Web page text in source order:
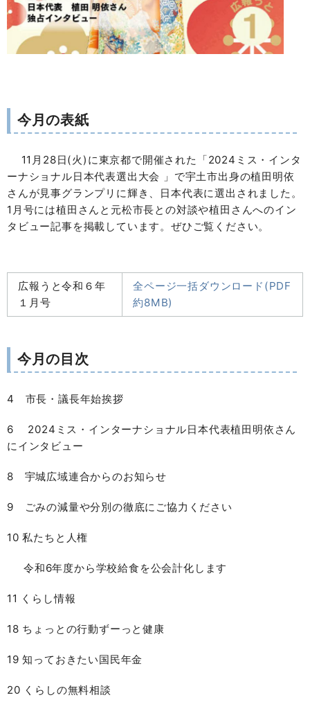
今月の表紙
11月28日(火)に東京都で開催された「2024ミス・インタ
ーナショナル日本代表選出大会 」で宇土市出身の植田明依
さんが見事グランプリに輝き、日本代表に選出されました。
1月号には植田さんと元松市長との対談や植田さんへのイン
タビュー記事を掲載しています。ぜひご覧ください。
広報うと令和６年
１月号
全ページ一括ダウンロード(PDF
約8MB)
今月の目次
4 市長・議長年始挨拶
6 2024ミス・インターナショナル日本代表植田明依さん
にインタビュー
8 宇城広域連合からのお知らせ
9 ごみの減量や分別の徹底にご協力ください
10 私たちと人権
令和6年度から学校給食を公会計化します
11 くらし情報
18 ちょっとの行動ずーっと健康
19 知っておきたい国民年金
20 くらしの無料相談